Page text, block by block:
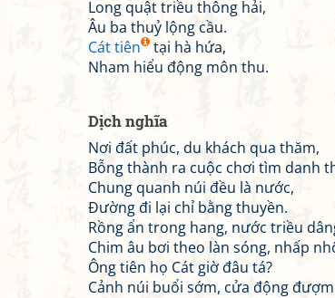
Long quật triều thông hải,
Âu ba thuỷ lộng cầu.
Cát tiên
tại hà hứa,
Nham hiểu động môn thu.
Dịch nghĩa
Nơi đất phúc, du khách qua thăm,
Bỗng thành ra cuộc chơi tìm danh
Chung quanh núi đều là nước,
Đường đi lại chỉ bằng thuyền.
Rồng ẩn trong hang, nước triều
Chim âu bơi theo làn sóng, nhấp
Ông tiên họ Cát giờ đâu tá?
Cảnh núi buổi sớm, cửa động